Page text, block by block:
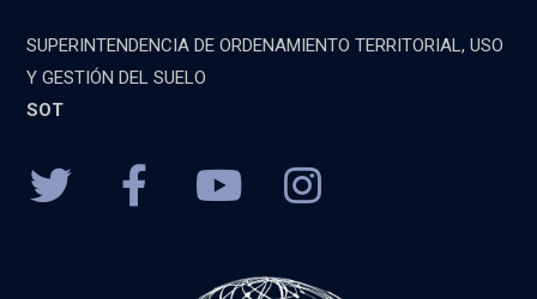
SUPERINTENDENCIA DE ORDENAMIENTO TERRITORIAL, USO
Y GESTIÓN DEL SUELO
SOT